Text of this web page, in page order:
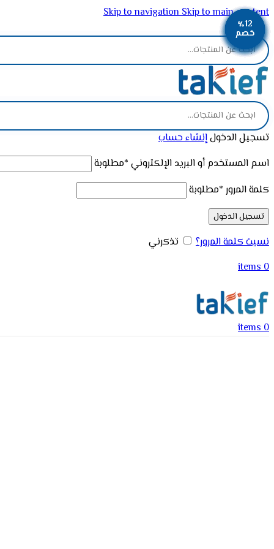
Skip to navigationSkip to main content
ADD ANYTHING HERE OR JUST REMOVE IT…
تسجيل الدخولإنشاء حساب
اسم المستخدم أو البريد الإلكتروني *مطلوبة
كلمة المرور *مطلوبة
تسجيل الدخول
نسيت كلمة المرور؟
تذكرني
0
items
0
items
٪13
خصم
٪9
خصم
٪13
خصم
٪13
خصم
٪14
خصم
٪13
خصم
٪13
خصم
٪12
خصم
٪12
خصم